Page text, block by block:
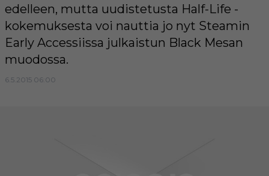
edelleen, mutta uudistetusta Half-Life -
kokemuksesta voi nauttia jo nyt Steamin
Early Accessiissa julkaistun Black Mesan
muodossa.
6.5.2015 06:00